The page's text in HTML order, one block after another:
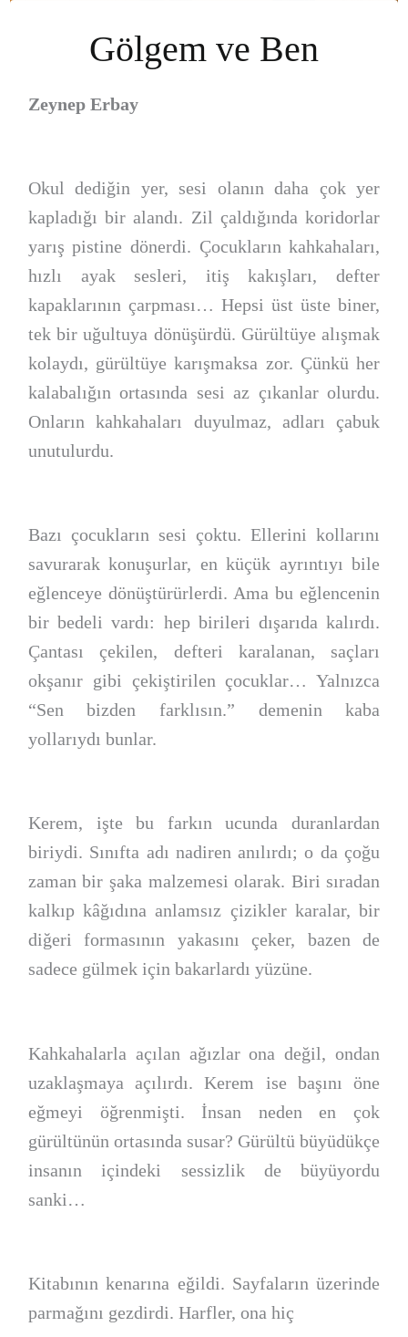
Gölgem ve Ben
Zeynep Erbay
Okul dediğin yer, sesi olanın daha çok yer
kapladığı bir alandı. Zil çaldığında koridorlar
yarış pistine dönerdi. Çocukların kahkahaları,
hızlı ayak sesleri, itiş kakışları, defter
kapaklarının çarpması… Hepsi üst üste biner,
tek bir uğultuya dönüşürdü. Gürültüye alışmak
kolaydı, gürültüye karışmaksa zor. Çünkü her
kalabalığın ortasında sesi az çıkanlar olurdu.
Onların kahkahaları duyulmaz, adları çabuk
unutulurdu.
Bazı çocukların sesi çoktu. Ellerini kollarını
savurarak konuşurlar, en küçük ayrıntıyı bile
eğlenceye dönüştürürlerdi. Ama bu eğlencenin
bir bedeli vardı: hep birileri dışarıda kalırdı.
Çantası çekilen, defteri karalanan, saçları
okşanır gibi çekiştirilen çocuklar… Yalnızca
“Sen bizden farklısın.” demenin kaba
yollarıydı bunlar.
Kerem, işte bu farkın ucunda duranlardan
biriydi. Sınıfta adı nadiren anılırdı; o da çoğu
zaman bir şaka malzemesi olarak. Biri sıradan
kalkıp kâğıdına anlamsız çizikler karalar, bir
diğeri formasının yakasını çeker, bazen de
sadece gülmek için bakarlardı yüzüne.
Kahkahalarla açılan ağızlar ona değil, ondan
uzaklaşmaya açılırdı. Kerem ise başını öne
eğmeyi öğrenmişti. İnsan neden en çok
gürültünün ortasında susar? Gürültü büyüdükçe
insanın içindeki sessizlik de büyüyordu
sanki…
Kitabının kenarına eğildi. Sayfaların üzerinde
parmağını gezdirdi. Harfler, ona hiç